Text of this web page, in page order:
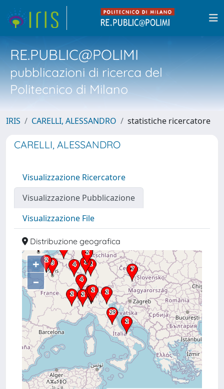
RE.PUBLIC@POLIMI
pubblicazioni di ricerca del
Politecnico di Milano
IRIS CARELLI, ALESSANDRO statistiche ricercatore
CARELLI, ALESSANDRO
Visualizzazione Ricercatore
Visualizzazione Pubblicazione
Visualizzazione File
Distribuzione geografica
+
–